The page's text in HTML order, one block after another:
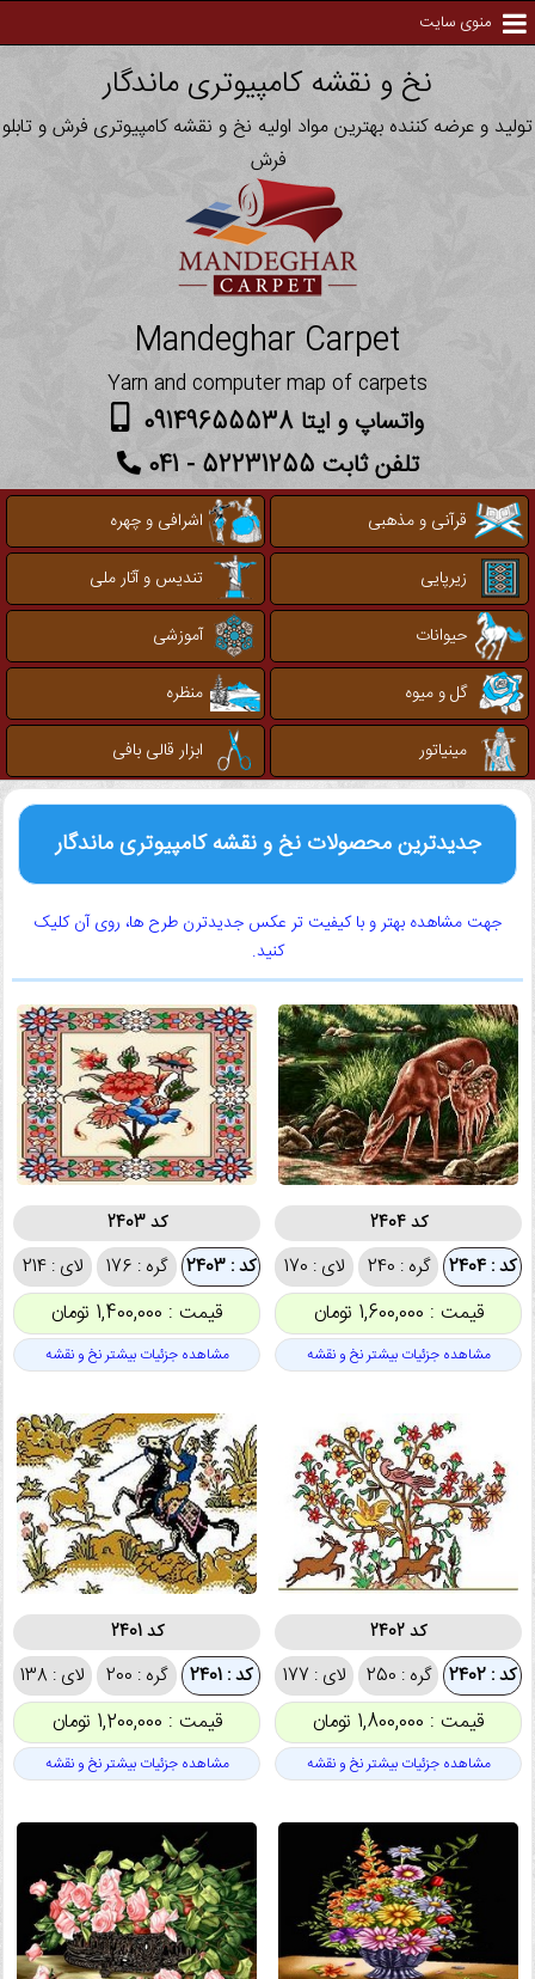
منوی سایت
نخ و نقشه کامپیوتری ماندگار
تولید و عرضه کننده بهترین مواد اولیه نخ و نقشه کامپیوتری فرش و تابلو
فرش
Mandeghar Carpet
Yarn and computer map of carpets
واتساپ و ایتا 09149655538
تلفن ثابت 52231255 - 041
قرآنی و مذهبی
اشرافی و چهره
زیرپایی
تندیس و آثار ملی
حیوانات
آموزشی
گل و میوه
منظره
مینیاتور
ابزار قالی بافی
جدیدترین محصولات نخ و نقشه کامپیوتری ماندگار
جهت مشاهده بهتر و با کیفیت تر عکس جدیدترن طرح ها، روی آن کلیک
کنید.
کد 2404
کد : 2404 گره : 240 لای : 170
قیمت : 1,600,000 تومان
مشاهده جزئیات بیشتر نخ و نقشه
کد 2403
کد : 2403 گره : 176 لای : 214
قیمت : 1,400,000 تومان
مشاهده جزئیات بیشتر نخ و نقشه
کد 2402
کد : 2402 گره : 250 لای : 177
قیمت : 1,800,000 تومان
مشاهده جزئیات بیشتر نخ و نقشه
کد 2401
کد : 2401 گره : 200 لای : 138
قیمت : 1,200,000 تومان
مشاهده جزئیات بیشتر نخ و نقشه